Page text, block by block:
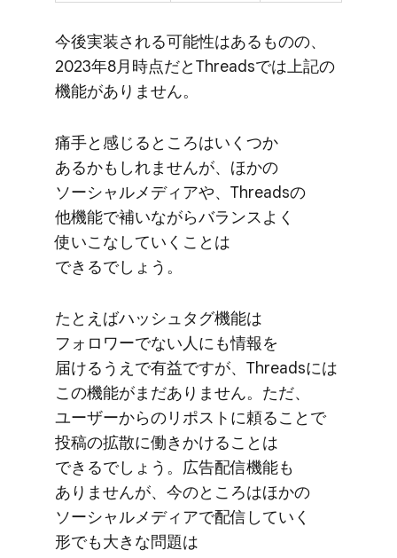
今後​実装される​可能性は​ある​ものの、​
2023年8月時点だと​Threadsでは​上記の​
機能が​ありません。
痛手と​感じる​ところは​いくつか​
あるかもしれませんが、​ほかの​
ソーシャルメディアや、​Threadsの​
他機能で​補いながら​バランスよく​
使いこな​していく​ことは​
できるでしょう。
た​とえば​ハッシュタグ機能は​
フォロワーでない​人にも​情報を​
届けるうえで​有益ですが、​Threadsには​
この機能が​まだ​ありません。​ただ、​
ユーザーからの​リポストに​頼る​ことで​
投稿の​拡散に​働きかける​ことは​
できるでしょう。​広告配信機能も​
ありませんが、​今の​ところは​ほかの​
ソーシャルメディアで​配信していく​
形でも​大きな​問題は​